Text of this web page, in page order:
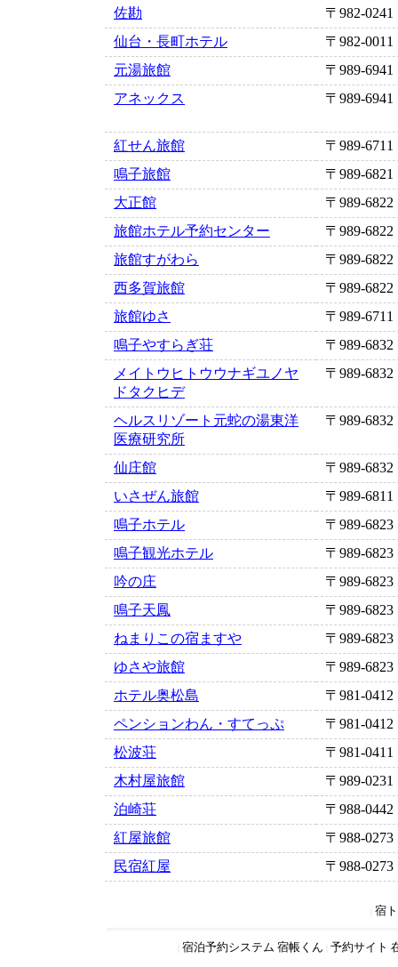
佐勘
〒982-0241
仙台・長町ホテル
〒982-0011
元湯旅館
〒989-6941
アネックス
〒989-6941
紅せん旅館
〒989-6711
鳴子旅館
〒989-6821
大正館
〒989-6822
旅館ホテル予約センター
〒989-6822
旅館すがわら
〒989-6822
西多賀旅館
〒989-6822
旅館ゆさ
〒989-6711
鳴子やすらぎ荘
〒989-6832
メイトウヒトウウナギユノヤ
ドタクヒデ
〒989-6832
ヘルスリゾート元蛇の湯東洋
医療研究所
〒989-6832
仙庄館
〒989-6832
いさぜん旅館
〒989-6811
鳴子ホテル
〒989-6823
鳴子観光ホテル
〒989-6823
吟の庄
〒989-6823
鳴子天鳳
〒989-6823
ねまりこの宿ますや
〒989-6823
ゆさや旅館
〒989-6823
ホテル奥松島
〒981-0412
ペンションわん・すてっぷ
〒981-0412
松波荘
〒981-0411
木村屋旅館
〒989-0231
泊崎荘
〒988-0442
紅屋旅館
〒988-0273
民宿紅屋
〒988-0273
宿
宿泊予約システム 宿帳くん 予約サイト